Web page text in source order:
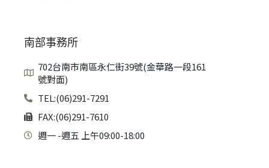
南部事務所
702台南市南區永仁街39號(金華路一段161
號對面)
TEL:(06)291-7291
FAX:(06)291-7610
週一 -週五 上午09:00-18:00